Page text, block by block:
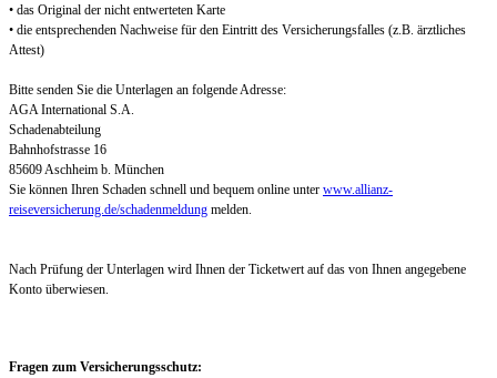
• das Original der nicht entwerteten Karte
• die entsprechenden Nachweise für den Eintritt des Versicherungsfalles (z.B. ärztliches
Attest)
Bitte senden Sie die Unterlagen an folgende Adresse:
AGA International S.A.
Schadenabteilung
Bahnhofstrasse 16
85609 Aschheim b. München
Sie können Ihren Schaden schnell und bequem online unter www.allianz-
reiseversicherung.de/schadenmeldung melden.
Nach Prüfung der Unterlagen wird Ihnen der Ticketwert auf das von Ihnen angegebene
Konto überwiesen.
Fragen zum Versicherungsschutz: